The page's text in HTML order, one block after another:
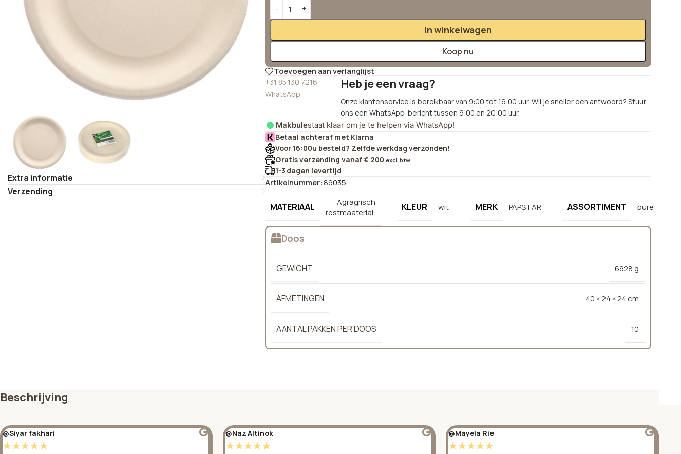
Extra informatie
Verzending
In winkelwagen
Koop nu
Toevoegen aan verlanglijst
+31 85 130 7216
WhatsApp
Heb je een vraag?
Onze klantenservice is bereikbaar van 9:00 tot 16:00 uur. Wil je sneller een antwoord? Stuur
ons een WhatsApp-bericht tussen 9:00 en 20:00 uur.
Makbulestaat klaar om je te helpen via WhatsApp!
Betaal achteraf met Klarna
Voor 16:00u besteld? Zelfde werkdag verzonden!
Gratis verzending vanaf € 200 excl. btw
1-3 dagen levertijd
Artikelnummer:89035
MATERIAAL
Agragrisch
restmaaterial,
KLEUR wit MERK PAPSTAR ASSORTIMENT pure
Doos
GEWICHT 6928 g
AFMETINGEN 40 × 24 × 24 cm
AANTAL PAKKEN PER DOOS 10
Beschrijving
@Siyar fakhari
☆☆☆☆☆
@Naz Altinok
☆☆☆☆☆
@Mayela Rie
☆☆☆☆☆